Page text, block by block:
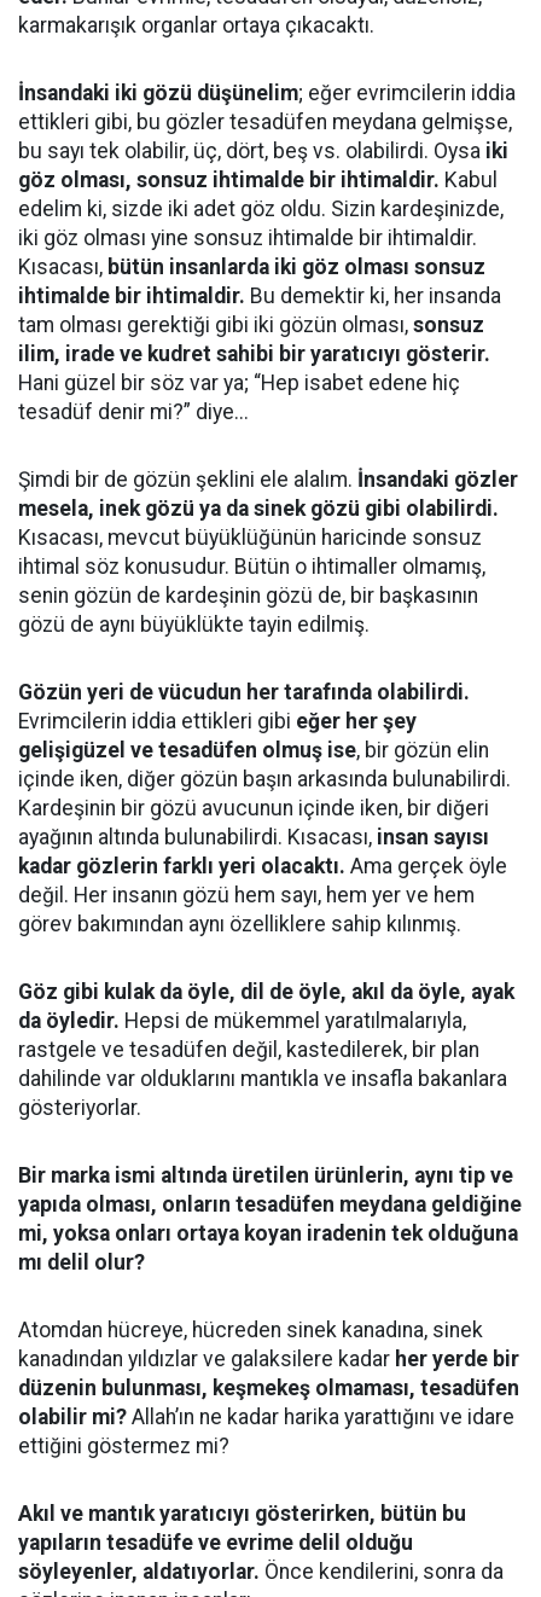
karmakarışık organlar ortaya çıkacaktı.
İnsandaki iki gözü düşünelim; eğer evrimcilerin iddia
ettikleri gibi, bu gözler tesadüfen meydana gelmişse,
bu sayı tek olabilir, üç, dört, beş vs. olabilirdi. Oysa iki
göz olması, sonsuz ihtimalde bir ihtimaldir. Kabul
edelim ki, sizde iki adet göz oldu. Sizin kardeşinizde,
iki göz olması yine sonsuz ihtimalde bir ihtimaldir.
Kısacası, bütün insanlarda iki göz olması sonsuz
ihtimalde bir ihtimaldir. Bu demektir ki, her insanda
tam olması gerektiği gibi iki gözün olması, sonsuz
ilim, irade ve kudret sahibi bir yaratıcıyı gösterir.
Hani güzel bir söz var ya; “Hep isabet edene hiç
tesadüf denir mi?” diye...
Şimdi bir de gözün şeklini ele alalım. İnsandaki gözler
mesela, inek gözü ya da sinek gözü gibi olabilirdi.
Kısacası, mevcut büyüklüğünün haricinde sonsuz
ihtimal söz konusudur. Bütün o ihtimaller olmamış,
senin gözün de kardeşinin gözü de, bir başkasının
gözü de aynı büyüklükte tayin edilmiş.
Gözün yeri de vücudun her tarafında olabilirdi.
Evrimcilerin iddia ettikleri gibi eğer her şey
gelişigüzel ve tesadüfen olmuş ise, bir gözün elin
içinde iken, diğer gözün başın arkasında bulunabilirdi.
Kardeşinin bir gözü avucunun içinde iken, bir diğeri
ayağının altında bulunabilirdi. Kısacası, insan sayısı
kadar gözlerin farklı yeri olacaktı. Ama gerçek öyle
değil. Her insanın gözü hem sayı, hem yer ve hem
görev bakımından aynı özelliklere sahip kılınmış.
Göz gibi kulak da öyle, dil de öyle, akıl da öyle, ayak
da öyledir. Hepsi de mükemmel yaratılmalarıyla,
rastgele ve tesadüfen değil, kastedilerek, bir plan
dahilinde var olduklarını mantıkla ve insafla bakanlara
gösteriyorlar.
Bir marka ismi altında üretilen ürünlerin, aynı tip ve
yapıda olması, onların tesadüfen meydana geldiğine
mi, yoksa onları ortaya koyan iradenin tek olduğuna
mı delil olur?
Atomdan hücreye, hücreden sinek kanadına, sinek
kanadından yıldızlar ve galaksilere kadar her yerde bir
düzenin bulunması, keşmekeş olmaması, tesadüfen
olabilir mi? Allah’ın ne kadar harika yarattığını ve idare
ettiğini göstermez mi?
Akıl ve mantık yaratıcıyı gösterirken, bütün bu
yapıların tesadüfe ve evrime delil olduğu
söyleyenler, aldatıyorlar. Önce kendilerini, sonra da